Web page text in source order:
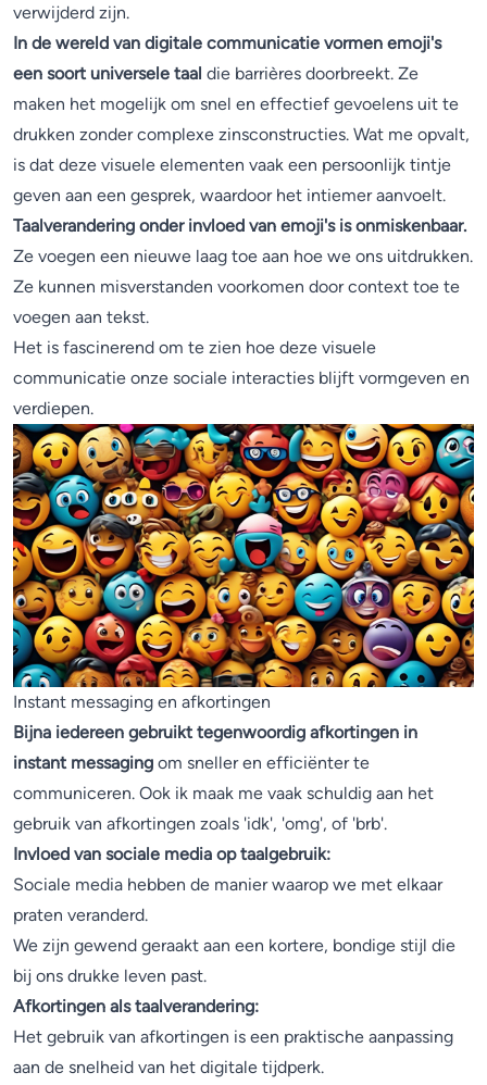
verwijderd zijn.
In de wereld van digitale communicatie vormen emoji's
een soort universele taal die barrières doorbreekt. Ze
maken het mogelijk om snel en effectief gevoelens uit te
drukken zonder complexe zinsconstructies. Wat me opvalt,
is dat deze visuele elementen vaak een persoonlijk tintje
geven aan een gesprek, waardoor het intiemer aanvoelt.
Taalverandering onder invloed van emoji's is onmiskenbaar.
Ze voegen een nieuwe laag toe aan hoe we ons uitdrukken.
Ze kunnen misverstanden voorkomen door context toe te
voegen aan tekst.
Het is fascinerend om te zien hoe deze visuele
communicatie onze sociale interacties blijft vormgeven en
verdiepen.
Instant messaging en afkortingen
Bijna iedereen gebruikt tegenwoordig afkortingen in
instant messaging om sneller en efficiënter te
communiceren. Ook ik maak me vaak schuldig aan het
gebruik van afkortingen zoals 'idk', 'omg', of 'brb'.
Invloed van sociale media op taalgebruik:
Sociale media hebben de manier waarop we met elkaar
praten veranderd.
We zijn gewend geraakt aan een kortere, bondige stijl die
bij ons drukke leven past.
Afkortingen als taalverandering:
Het gebruik van afkortingen is een praktische aanpassing
aan de snelheid van het digitale tijdperk.